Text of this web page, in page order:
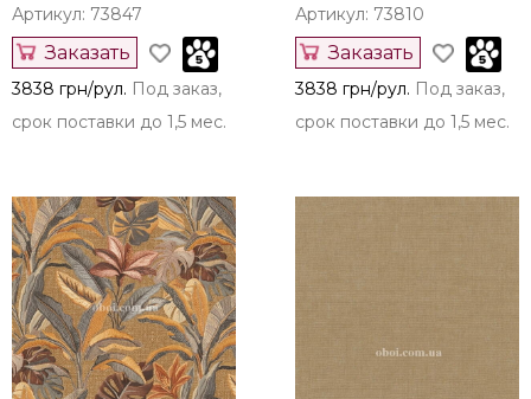
Артикул: 73847
Заказать
3838 грн/рул. Под заказ,
срок поставки до 1,5 мес.
Артикул: 73810
Заказать
3838 грн/рул. Под заказ,
срок поставки до 1,5 мес.